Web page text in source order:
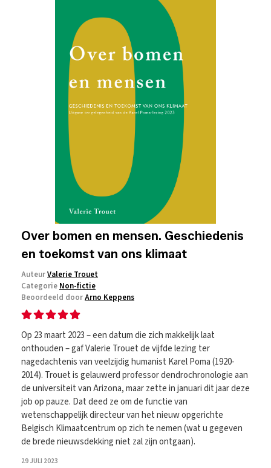
Over bomen en mensen. Geschiedenis
en toekomst van ons klimaat
AuteurValerie Trouet
Categorie Non-fictie
Beoordeeld doorArno Keppens
Op 23 maart 2023 – een datum die zich makkelijk laat
onthouden – gaf Valerie Trouet de vijfde lezing ter
nagedachtenis van veelzijdig humanist Karel Poma (1920-
2014). Trouet is gelauwerd professor dendrochronologie aan
de universiteit van Arizona, maar zette in januari dit jaar deze
job op pauze. Dat deed ze om de functie van
wetenschappelijk directeur van het nieuw opgerichte
Belgisch Klimaatcentrum op zich te nemen (wat u gegeven
de brede nieuwsdekking niet zal zijn ontgaan).
29 JULI 2023